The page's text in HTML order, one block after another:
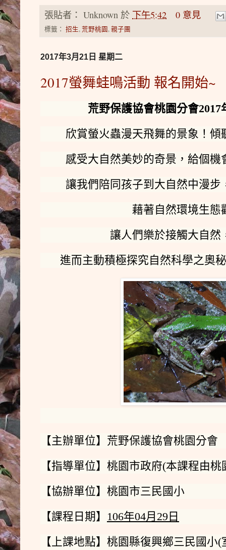
張貼者： Unknown 於 下午5:42 0 意見
標籤： 招生,荒野桃園,親子團
2017年3月21日 星期二
2017螢舞蛙鳴活動 報名開始~
荒野保護協會桃園分會
欣賞螢火蟲漫天飛舞的景象！
感受大自然美妙的奇景，給個
讓我們陪同孩子到大自然中漫步
藉著自然環境生態
讓人們樂於接觸大自然
進而主動積極探究自然科學之奧
【主辦單位】荒野保護協會桃園分會
【指導單位】桃園市政府(本課程由
【協辦單位】桃園市三民國小
【課程日期】 106年04月29日
【上課地點】桃園縣復興鄉三民國小